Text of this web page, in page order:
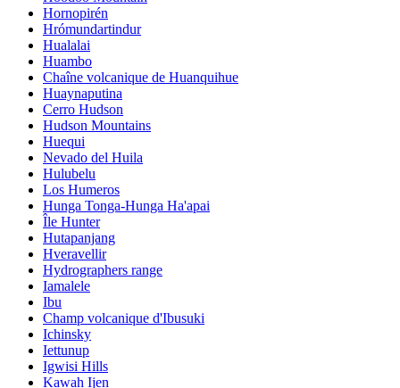
Hornopirén
Hrómundartindur
Hualalai
Huambo
Chaîne volcanique de Huanquihue
Huaynaputina
Cerro Hudson
Hudson Mountains
Huequi
Nevado del Huila
Hulubelu
Los Humeros
Hunga Tonga-Hunga Ha'apai
Île Hunter
Hutapanjang
Hveravellir
Hydrographers range
Iamalele
Ibu
Champ volcanique d'Ibusuki
Ichinsky
Iettunup
Igwisi Hills
Kawah Ijen